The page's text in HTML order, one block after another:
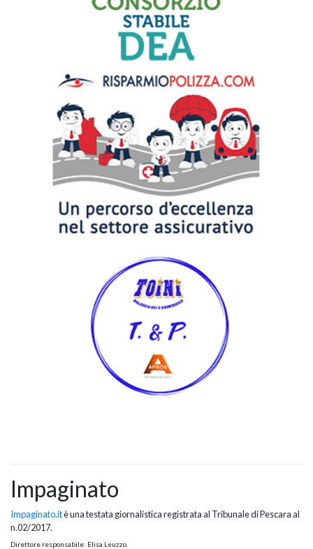
Impaginato
Impaginato.itè una testata giornalistica registrata al Tribunale di Pescara al
n.02/2017.
Direttore responsabile: Elisa Leuzzo.